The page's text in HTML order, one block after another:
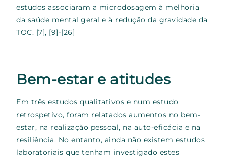
estudos associaram a microdosagem à melhoria
da saúde mental geral e à redução da gravidade da
TOC. [7], [9]-[26]
Bem-estar e atitudes
Em três estudos qualitativos e num estudo
retrospetivo, foram relatados aumentos no bem-
estar, na realização pessoal, na auto-eficácia e na
resiliência. No entanto, ainda não existem estudos
laboratoriais que tenham investigado estes